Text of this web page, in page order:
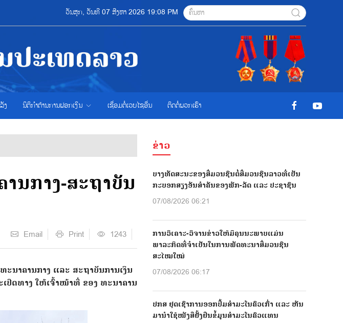
ວັນສຸກ, ວັນທີ 07 ສີງຫາ 2026 19:08 PM
ງ ນິຕິກຳຕ້ານການຟອກເງິນ ເຊື່ອມຕໍ່ເວບໄຊອ່ືນ ຕິດຕໍ່ພວກເຮົາ
ນກາງ-ສະຖາບັນ
Email Print 1243
ນາຄານກາງ ແລະ ສະຖາບັນການເງິນ
ເປີດທາງ ໃຫ້ເຈົ້າໜ້າທີ່ ຂອງ ທະນາຄານ
ຂ່າວ
ບາງທັດສະນະຂອງສື່ມວນຊົນຕໍ່ສື່ມວນຊົນລາວທີ່ເປັນ
ກະບອກສຽງອັນສຳຄັນຂອງພັກ-ລັດ ແລະ ປະຊາຊົນ
07/08/2026 06:21
ການວິເຄາະ-ວິຈານຂ່າວໃຫ້ມີຄຸນນະພາບແມ່ນ
ພາລະກິດທີ່ຈຳເປັນໃນການພັດທະນາສື່ມວນຊົນ
ສະໄໝໃໝ່
07/08/2026 06:17
ປກສ ຢຸດເຊົາການອອກປື້ມສຳມະໂນຄົວເກົ່າ ແລະ ຫັນ
ມານຳໃຊ້ໜັງສືຢັ້ງຢືນຂໍ້ມູນສຳມະໂນຄົວແທນ